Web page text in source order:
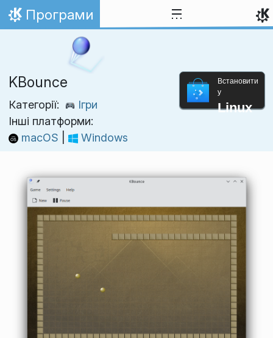
Перейти до вмісту
Домівка
Програми
KBounce
Категорії:
Ігри
Інші платформи:
macOS
Windows
Встановити
у
Linux